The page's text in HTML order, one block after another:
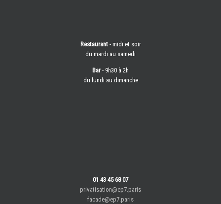
Restaurant- midi et soir
du mardi au samedi
Bar- 9h30 à 2h
du lundi au dimanche
01 43 45 68 07
privatisation@ep7.paris
facade@ep7.paris